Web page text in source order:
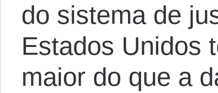
do sistema de
Estados Unidos
maior do que a